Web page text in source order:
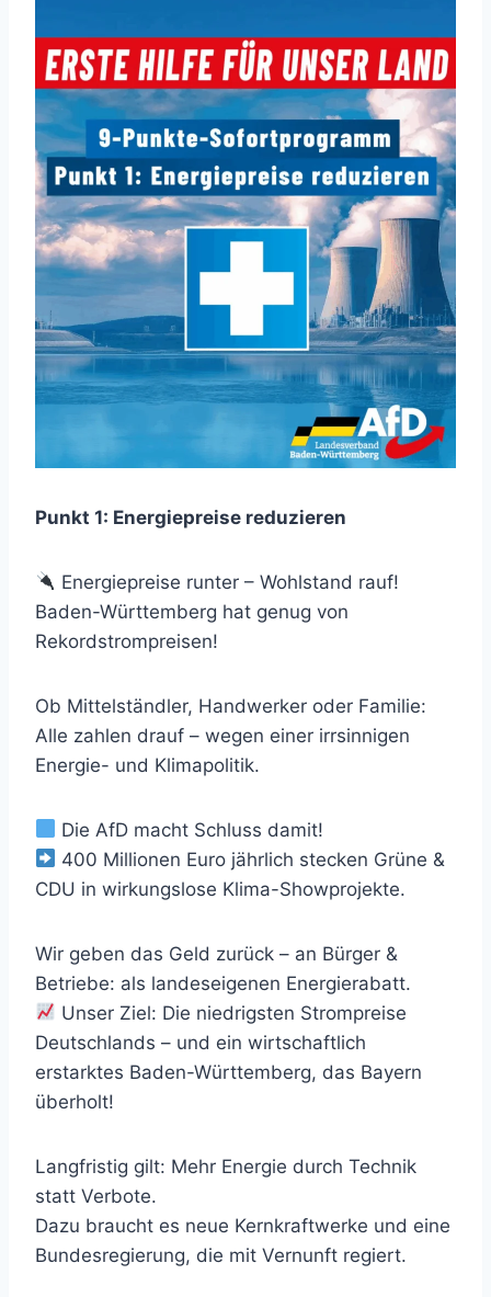
Punkt 1: Energiepreise reduzieren
Energiepreise runter – Wohlstand rauf!
Baden-Württemberg hat genug von
Rekordstrompreisen!
Ob Mittelständler, Handwerker oder Familie:
Alle zahlen drauf – wegen einer irrsinnigen
Energie- und Klimapolitik.
Die AfD macht Schluss damit!
400 Millionen Euro jährlich stecken Grüne &
CDU in wirkungslose Klima-Showprojekte.
Wir geben das Geld zurück – an Bürger &
Betriebe: als landeseigenen Energierabatt.
Unser Ziel: Die niedrigsten Strompreise
Deutschlands – und ein wirtschaftlich
erstarktes Baden-Württemberg, das Bayern
überholt!
Langfristig gilt: Mehr Energie durch Technik
statt Verbote.
Dazu braucht es neue Kernkraftwerke und eine
Bundesregierung, die mit Vernunft regiert.